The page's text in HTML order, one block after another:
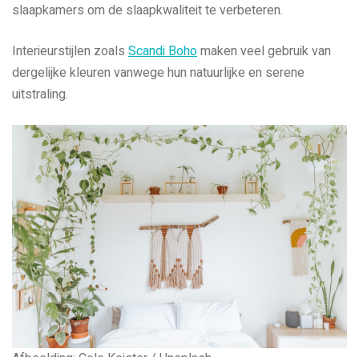
slaapkamers om de slaapkwaliteit te verbeteren.
Interieurstijlen zoals Scandi Bohomaken veel gebruik van
dergelijke kleuren vanwege hun natuurlijke en serene
uitstraling.